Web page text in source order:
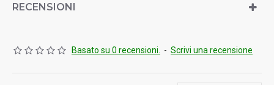
RECENSIONI
Basato su 0 recensioni. - Scrivi una recensione